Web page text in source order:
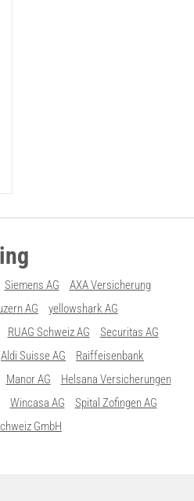
Siemens AG
AXA Versicherung
AG
yellowshark AG
RUAG Schweiz AG
Securitas AG
Aldi Suisse AG
Raiffeisenbank
Manor AG
Helsana Versicherungen
Wincasa AG
Spital Zofingen AG
GmbH